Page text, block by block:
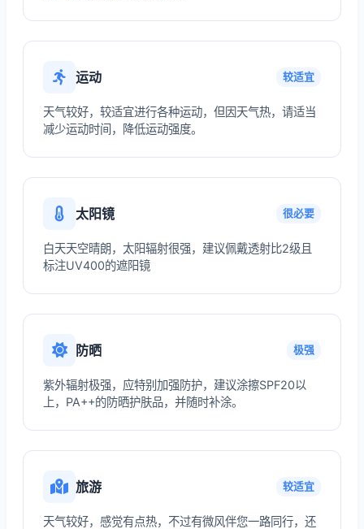
运动 较适宜
天气较好，较适宜进行各种运动，但因天气热，请适当
减少运动时间，降低运动强度。
太阳镜 很必要
白天天空晴朗，太阳辐射很强，建议佩戴透射比2级且
标注UV400的遮阳镜
防晒 极强
紫外辐射极强，应特别加强防护，建议涂擦SPF20以
上，PA++的防晒护肤品，并随时补涂。
旅游 较适宜
天气较好，感觉有点热，不过有微风伴您一路同行，还